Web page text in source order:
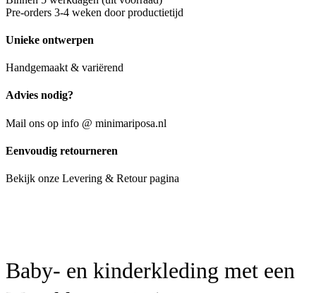
Pre-orders 3-4 weken door productietijd
Unieke ontwerpen
Handgemaakt & variërend
Advies nodig?
Mail ons op info @ minimariposa.nl
Eenvoudig retourneren
Bekijk onze Levering & Retour pagina
Baby- en kinderkleding met een